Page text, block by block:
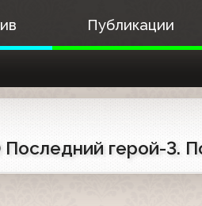
Публикации
герой-3.